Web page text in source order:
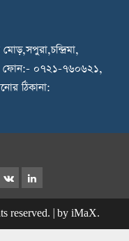
:- ফোন:- ০৭২১-৭৬০৬২১,
ঠিকানা:
VK LinkedIn
reserved. by iMaX.